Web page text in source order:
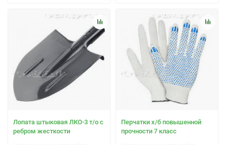
Лопата штыковая ЛКО-3 т/о с
ребром жесткости
Перчатки х/б повышенной
прочности 7 класс